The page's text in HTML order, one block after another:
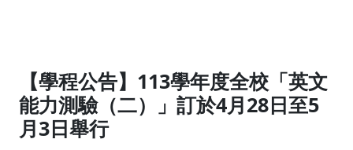
【學程公告】113學年度全校「英文
能力測驗（二）」訂於4月28日至5
月3日舉行